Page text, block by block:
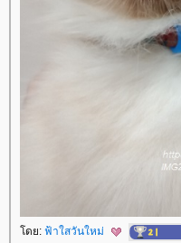
ดย: ฟ้าใสวันใหม่